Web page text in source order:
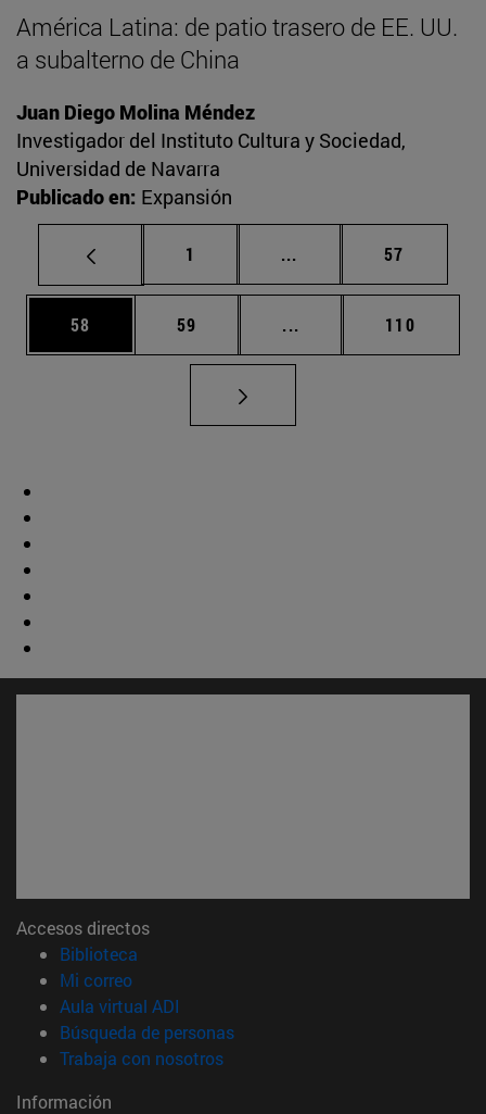
América Latina: de patio trasero de EE. UU.
a subalterno de China
Juan Diego Molina Méndez
Investigador del Instituto Cultura y Sociedad,
Universidad de Navarra
Publicado en: Expansión
Página
1 ... Páginas intermedias
Página
57
Página
58 Página
59 ... Páginas intermedias
Página
110
Accesos directos
Biblioteca
Mi correo(abre en nueva ventana)
Aula virtual ADI
Búsqueda de personas(abre en nueva ventana)
Trabaja con nosotros(abre en nueva ventana)
Información